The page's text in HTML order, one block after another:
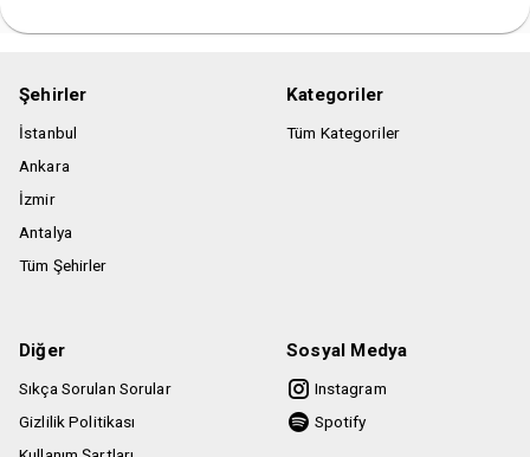
Şehirler
İstanbul
Ankara
İzmir
Antalya
Tüm Şehirler
Kategoriler
Tüm Kategoriler
Diğer
Sıkça Sorulan Sorular
Gizlilik Politikası
Sosyal Medya
Instagram
Spotify